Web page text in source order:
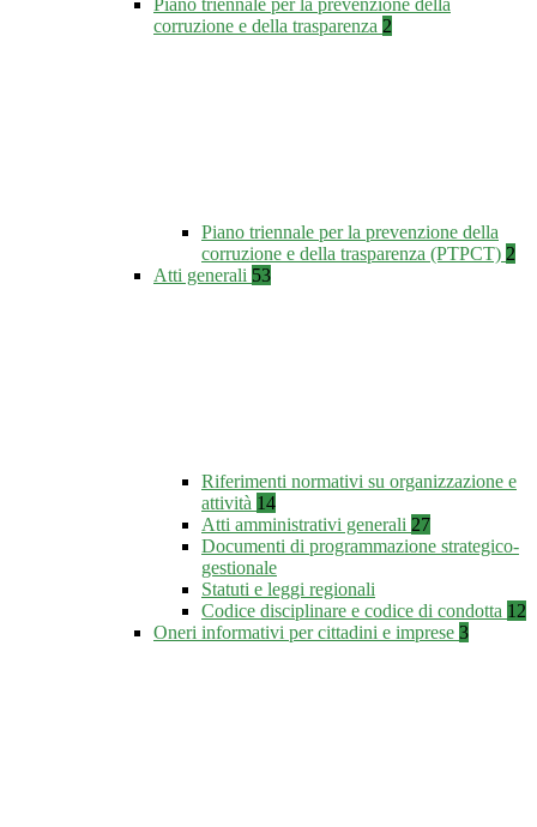
Piano triennale per la prevenzione della
corruzione e della trasparenza 2
Piano triennale per la prevenzione della
corruzione e della trasparenza (PTPCT) 2
Atti generali 53
Riferimenti normativi su organizzazione e
attività 14
Atti amministrativi generali 27
Documenti di programmazione strategico-
gestionale
Statuti e leggi regionali
Codice disciplinare e codice di condotta 12
Oneri informativi per cittadini e imprese 3